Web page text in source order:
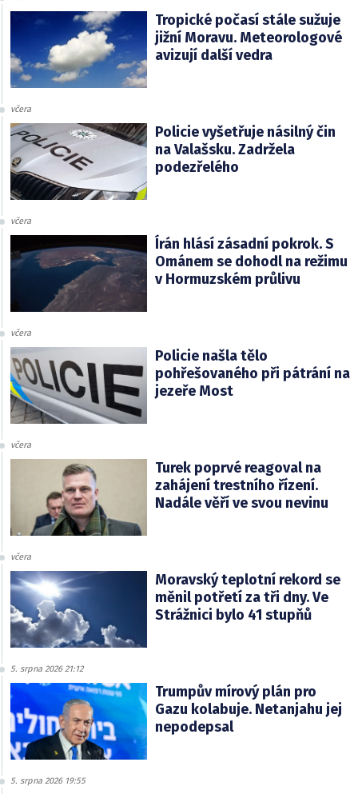
Tropické počasí stále sužuje
jižní Moravu. Meteorologové
avizují další vedra
včera
Policie vyšetřuje násilný čin
na Valašsku. Zadržela
podezřelého
včera
Írán hlásí zásadní pokrok. S
Ománem se dohodl na režimu
v Hormuzském průlivu
včera
Policie našla tělo
pohřešovaného při pátrání na
jezeře Most
včera
Turek poprvé reagoval na
zahájení trestního řízení.
Nadále věří ve svou nevinu
včera
Moravský teplotní rekord se
měnil potřetí za tři dny. Ve
Strážnici bylo 41 stupňů
5. srpna 2026 21:12
Trumpův mírový plán pro
Gazu kolabuje. Netanjahu jej
nepodepsal
5. srpna 2026 19:55